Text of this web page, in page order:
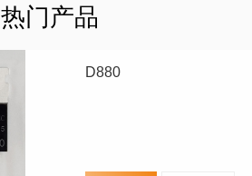
热门产品
D880